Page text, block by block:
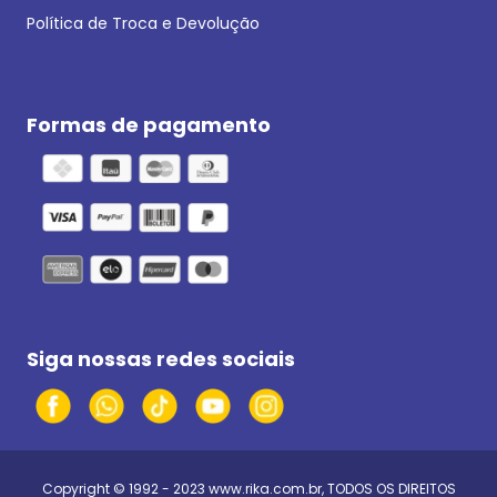
Política de Troca e Devolução
Formas de pagamento
Siga nossas redes sociais
Copyright © 1992 - 2023 www.rika.com.br, TODOS OS DIREITOS